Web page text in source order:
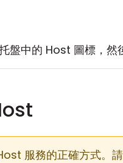
盤中的 Host 圖標，然
服務的正確方式。請